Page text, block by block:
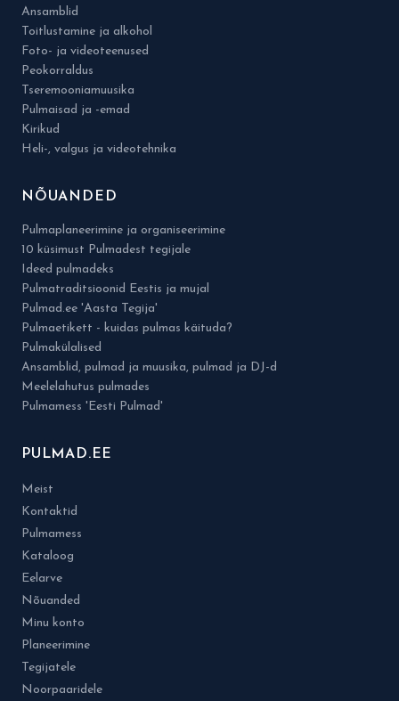
Ansamblid
Toitlustamine ja alkohol
Foto- ja videoteenused
Peokorraldus
Tseremooniamuusika
Pulmaisad ja -emad
Kirikud
Heli-, valgus ja videotehnika
NÕUANDED
Pulmaplaneerimine ja organiseerimine
10 küsimust Pulmadest tegijale
Ideed pulmadeks
Pulmatraditsioonid Eestis ja mujal
Pulmad.ee 'Aasta Tegija'
Pulmaetikett - kuidas pulmas käituda?
Pulmakülalised
Ansamblid, pulmad ja muusika, pulmad ja DJ-d
Meelelahutus pulmades
Pulmamess 'Eesti Pulmad'
PULMAD.EE
Meist
Kontaktid
Pulmamess
Kataloog
Eelarve
Nõuanded
Minu konto
Planeerimine
Tegijatele
Noorpaaridele